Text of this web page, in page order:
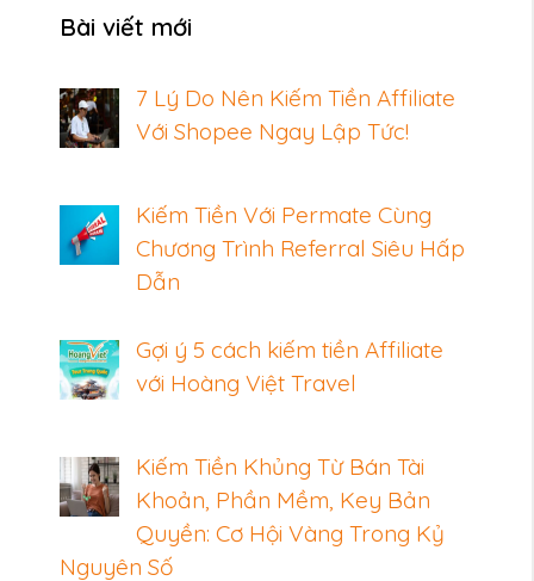
Bài viết mới
7 Lý Do Nên Kiếm Tiền Affiliate
Với Shopee Ngay Lập Tức!
Kiếm Tiền Với Permate Cùng
Chương Trình Referral Siêu Hấp
Dẫn
Gợi ý 5 cách kiếm tiền Affiliate
với Hoàng Việt Travel
Kiếm Tiền Khủng Từ Bán Tài
Khoản, Phần Mềm, Key Bản
Quyền: Cơ Hội Vàng Trong Kỷ
Nguyên Số